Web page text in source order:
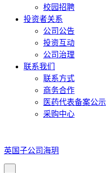
校园招聘
投资者关系
公司公告
投资互动
公司治理
联系我们
联系方式
商务合作
医药代表备案公示
采购中心
英国子公司海玥